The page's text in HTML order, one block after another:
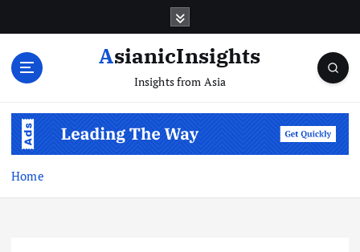
AsianicInsights
Insights from Asia
Home